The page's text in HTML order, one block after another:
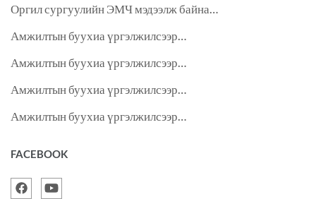
Оргил сургуулийн ЭМЧ мэдээлж байна…
Амжилтын буухиа үргэлжилсээр…
Амжилтын буухиа үргэлжилсээр…
Амжилтын буухиа үргэлжилсээр…
Амжилтын буухиа үргэлжилсээр…
FACEBOOK